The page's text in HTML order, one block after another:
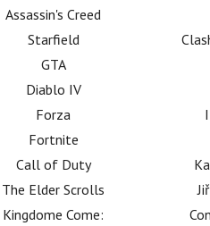
Assassin's Creed
Starfield
GTA
Diablo IV
Forza
Fortnite
Call of Duty
The Elder Scrolls
Kingdome Come: